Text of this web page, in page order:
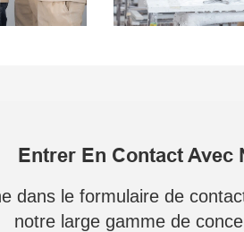
Entrer En Contact Avec
dans le formulaire de
notre large gamme de